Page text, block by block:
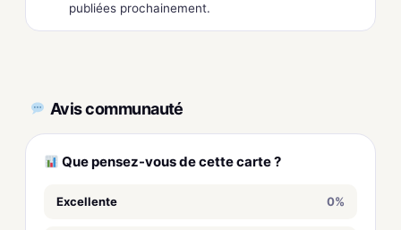
publiées prochainement.
Avis communauté
Que pensez-vous de cette carte ?
Excellente 0%